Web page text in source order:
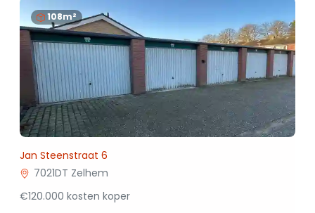
108m²
Jan Steenstraat 6
7021DT Zelhem
€120.000 kosten koper